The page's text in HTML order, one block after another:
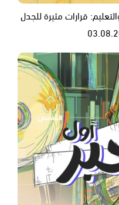
قرارات مثيرة للجدل